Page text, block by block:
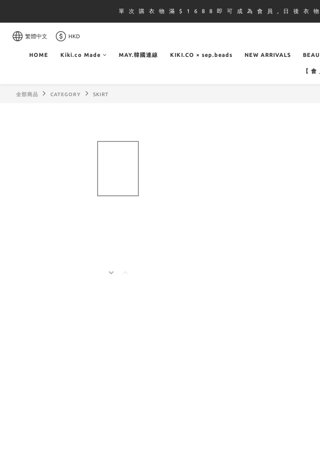
單 次 購 衣 物 滿 $ 1 6 8 8 即 可 成 為 會 員 , 日 後 衣
繁體中文 HKD
HOME Kiki.co Made MAY.韓國連線 KIKI.CO × sep.beads NEW ARRIVALS
【
全部商品 CATEGORY SKIRT